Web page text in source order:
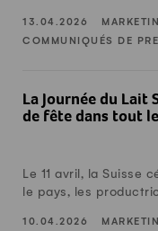
13.04.2026
COMMUNIQUÉS DE
La Journée du Lait
de fête dans tout
Le 11 avril, la Suisse
le pays, les
10.04.2026